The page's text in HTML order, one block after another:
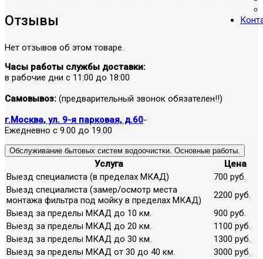
Отзывы
Нет отзывов об этом товаре.
Часы работы службы доставки:
в рабочие дни с 11:00 до 18:00
Самовывоз: (предварительный звонок обязателен!!)
г.Москва, ул. 9-я парковая, д.60-
Ежедневно с 9.00 до 19.00
Обслуживание бытовых систем водоочистки. Основные работы.
Услуга
Цена
Выезд специалиста (в пределах МКАД)
700 руб.
Выезд специалиста (замер/осмотр места
монтажа фильтра под мойку в пределах МКАД)
2200 руб.
Выезд за пределы МКАД до 10 км.
900 руб.
Выезд за пределы МКАД до 20 км.
1100 руб.
Выезд за пределы МКАД до 30 км.
1300 руб.
Выезд за пределы МКАД от 30 до 40 км.
3000 руб.